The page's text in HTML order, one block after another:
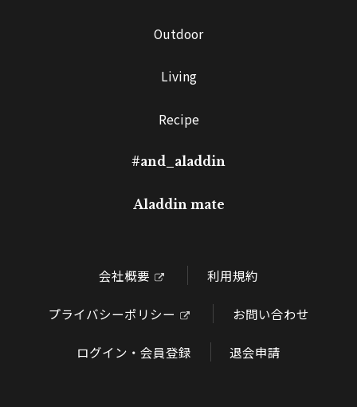
Outdoor
Living
Recipe
#and_aladdin
Aladdin mate
会社概要 利用規約
プライバシーポリシー お問い合わせ
ログイン・会員登録 退会申請